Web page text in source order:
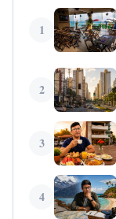
1
2
3
4